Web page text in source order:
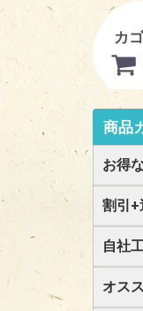
カ
商品
お得
割引+
自社
オス